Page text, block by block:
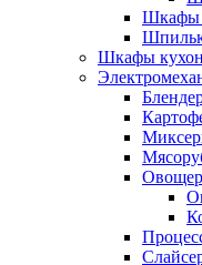
Шкафы
Шкафы